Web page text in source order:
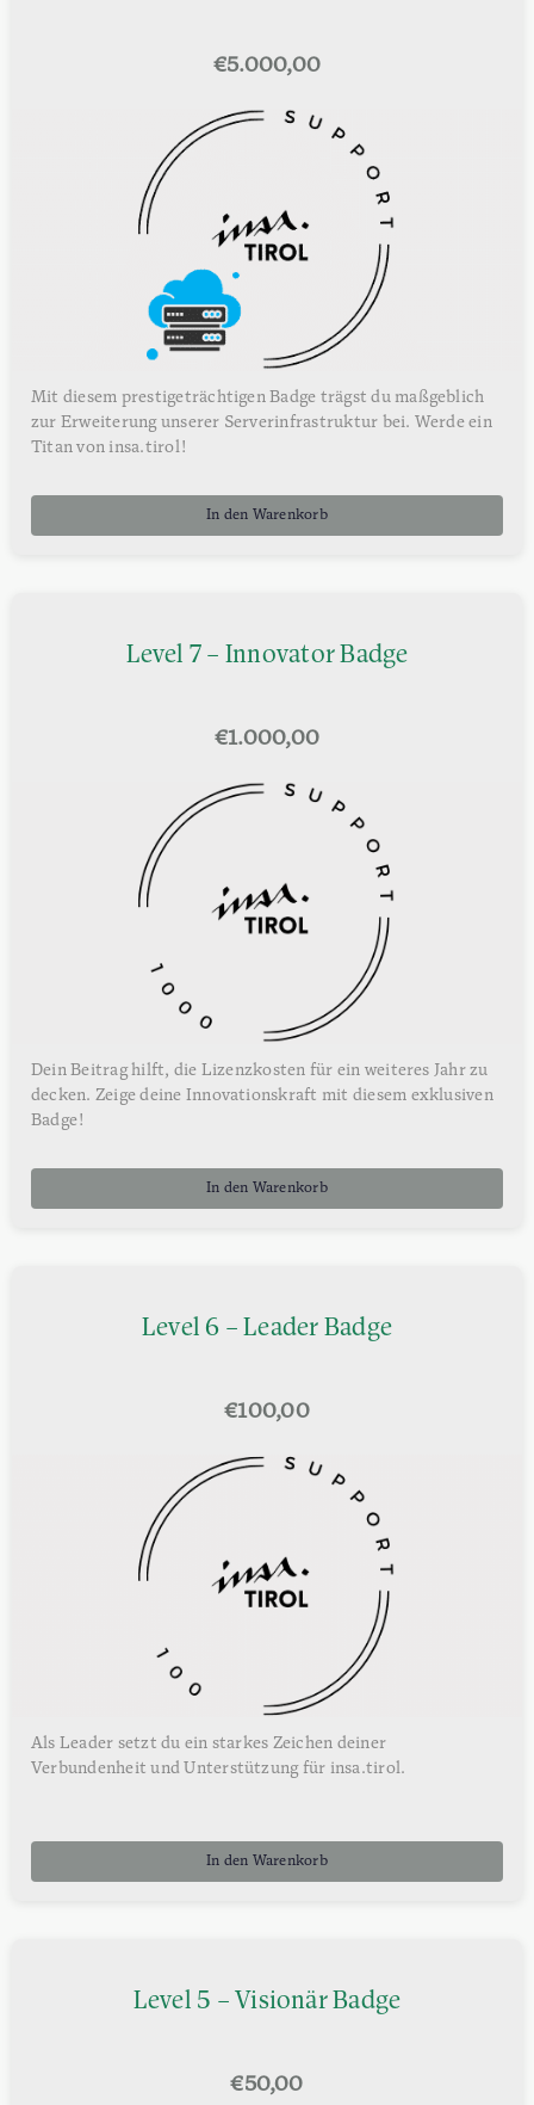
€5.000,00
Mit diesem prestigeträchtigen Badge trägst du maßgeblich
zur Erweiterung unserer Serverinfrastruktur bei. Werde ein
Titan von insa.tirol!
In den Warenkorb
Level 7 – Innovator Badge
€1.000,00
Dein Beitrag hilft, die Lizenzkosten für ein weiteres Jahr zu
decken. Zeige deine Innovationskraft mit diesem exklusiven
Badge!
In den Warenkorb
Level 6 – Leader Badge
€100,00
Als Leader setzt du ein starkes Zeichen deiner
Verbundenheit und Unterstützung für insa.tirol.
In den Warenkorb
Level 5 – Visionär Badge
€50,00